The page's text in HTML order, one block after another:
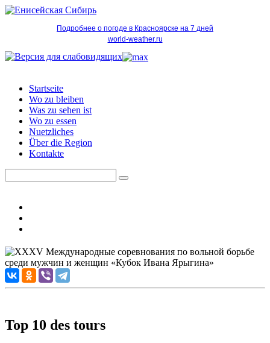
Подробнее о погоде в Красноярске на 7 дней
world-weather.ru
Startseite
Wo zu bleiben
Was zu sehen ist
Wo zu essen
Nuetzliches
Über die Region
Kontakte
Top 10 des tours